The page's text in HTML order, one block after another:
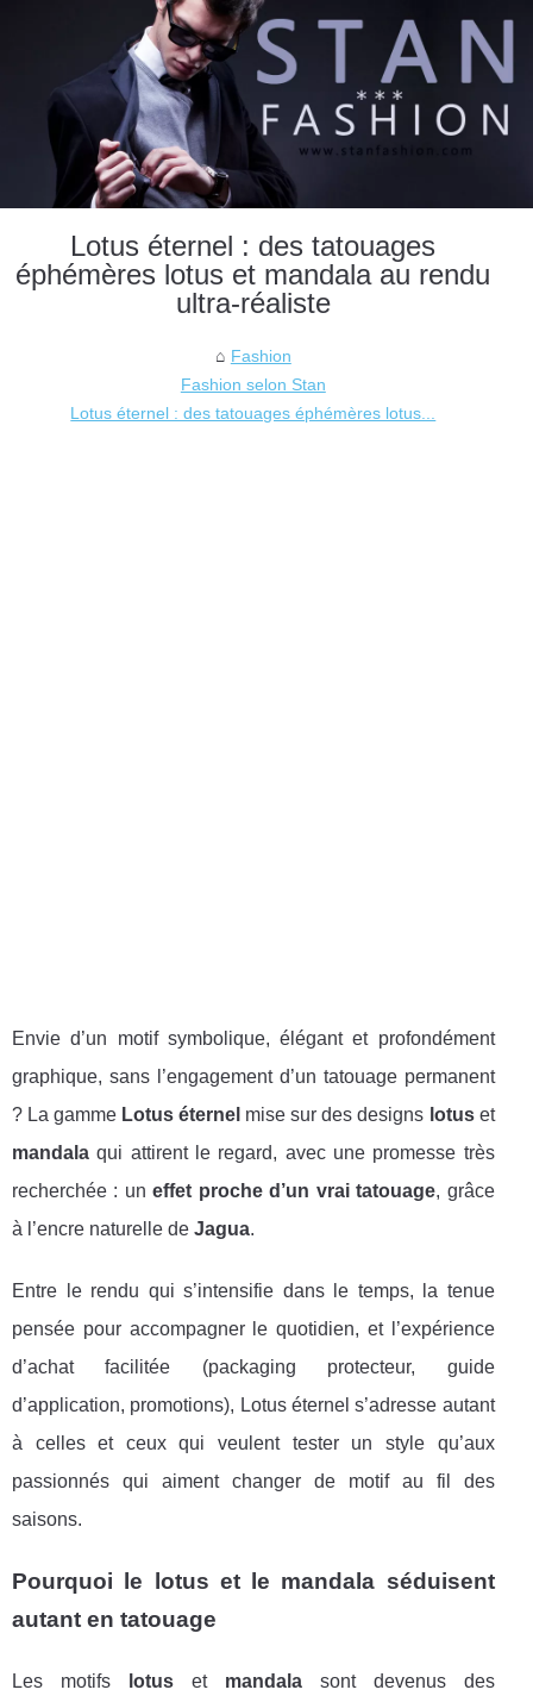
Lotus éternel : des tatouages
éphémères lotus et mandala au rendu
ultra-réaliste
Fashion
Fashion selon Stan
Lotus éternel : des tatouages éphémères lotus...
Envie d’un motif symbolique, élégant et profondément
graphique, sans l’engagement d’un tatouage permanent
? La gamme Lotus éternel mise sur des designs lotuset
mandala qui attirent le regard, avec une promesse très
recherchée : uneffet proche d’un vrai tatouage, grâce
à l’encre naturelle de Jagua.
Entre le rendu qui s’intensifie dans le temps, la tenue
pensée pour accompagner le quotidien, et l’expérience
d’achat facilitée (packaging protecteur, guide
d’application, promotions), Lotus éternel s’adresse autant
à celles et ceux qui veulent tester un style qu’aux
passionnés qui aiment changer de motif au fil des
saisons.
Pourquoi le lotus et le mandala séduisent
autant en tatouage
Les motifs lotuset mandalasont devenus des